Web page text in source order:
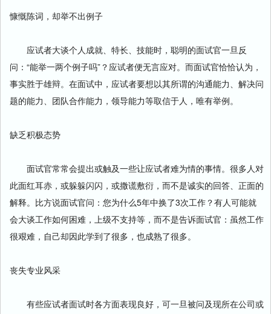
慷慨陈词，却举不出例子
应试者大谈个人成就、特长、技能时，聪明的面试官一旦反
问：“能举一两个例子吗”？应试者便无言应对。而面试官恰恰认为，
事实胜于雄辩。在面试中，应试者要想以其所谓的沟通能力、解决问
题的能力、团队合作能力，领导能力等取信于人，唯有举例。
缺乏积极态势
面试官常常会提出或触及一些让应试者难为情的事情。很多人对
此面红耳赤，或躲躲闪闪，或撒谎敷衍，而不是诚实的回答、正面的
解释。比方说面试官问：您为什么5年中换了3次工作？有人可能就
会大谈工作如何困难，上级不支持等，而不是告诉面试官：虽然工作
很艰难，自己却因此学到了很多，也成熟了很多。
丧失专业风采
有些应试者面试时各方面表现良好，可一旦被问及现所在公司或